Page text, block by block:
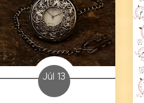
Júl 13